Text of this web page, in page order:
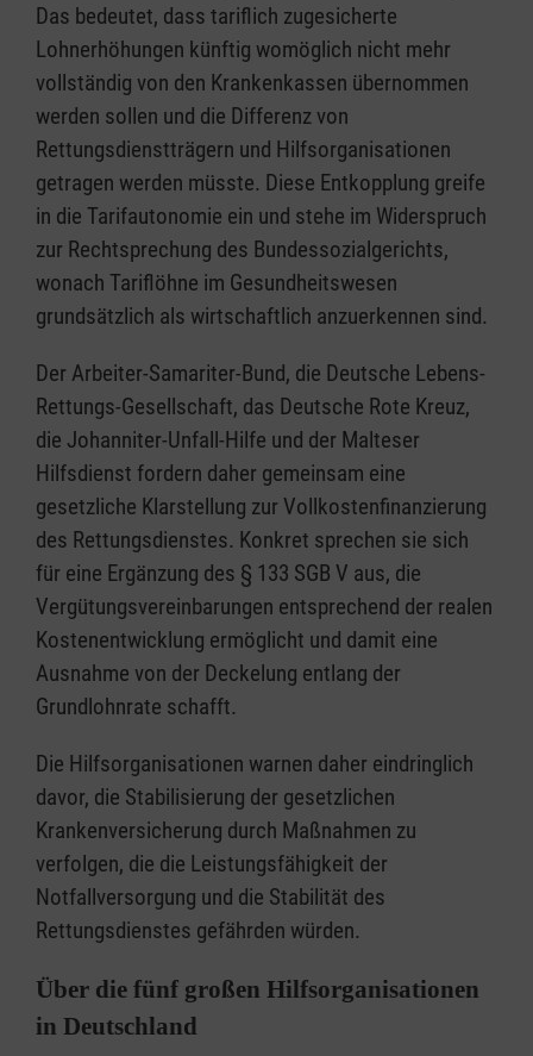
Das bedeutet, dass tariflich zugesicherte
Lohnerhöhungen künftig womöglich nicht mehr
vollständig von den Krankenkassen übernommen
werden sollen und die Differenz von
Rettungsdienstträgern und Hilfsorganisationen
getragen werden müsste. Diese Entkopplung greife
in die Tarifautonomie ein und stehe im Widerspruch
zur Rechtsprechung des Bundessozialgerichts,
wonach Tariflöhne im Gesundheitswesen
grundsätzlich als wirtschaftlich anzuerkennen sind.
Der Arbeiter-Samariter-Bund, die Deutsche Lebens-
Rettungs-Gesellschaft, das Deutsche Rote Kreuz,
die Johanniter-Unfall-Hilfe und der Malteser
Hilfsdienst fordern daher gemeinsam eine
gesetzliche Klarstellung zur Vollkostenfinanzierung
des Rettungsdienstes. Konkret sprechen sie sich
für eine Ergänzung des § 133 SGB V aus, die
Vergütungsvereinbarungen entsprechend der realen
Kostenentwicklung ermöglicht und damit eine
Ausnahme von der Deckelung entlang der
Grundlohnrate schafft.
Die Hilfsorganisationen warnen daher eindringlich
davor, die Stabilisierung der gesetzlichen
Krankenversicherung durch Maßnahmen zu
verfolgen, die die Leistungsfähigkeit der
Notfallversorgung und die Stabilität des
Rettungsdienstes gefährden würden.
Über die fünf großen Hilfsorganisationen
in Deutschland